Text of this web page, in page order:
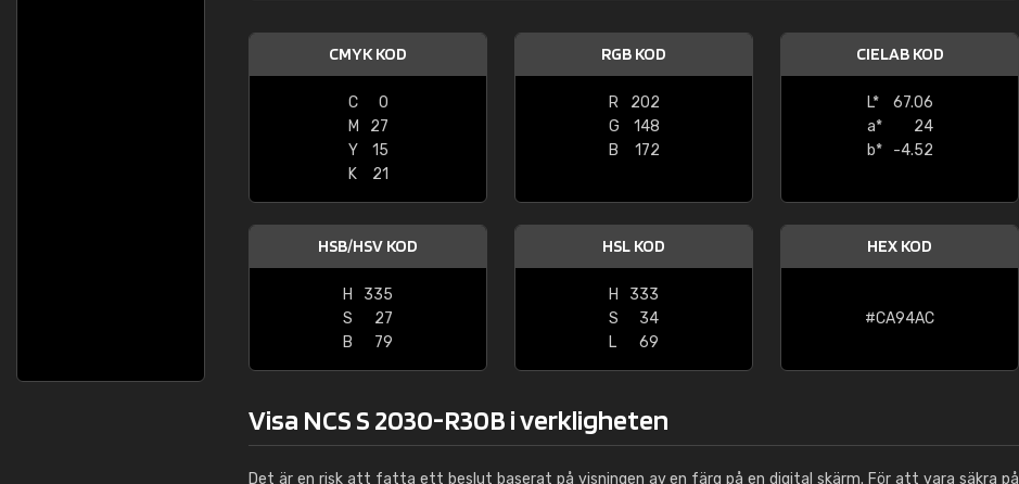
CMYK KOD
C
0
M
27
Y
15
K
21
RGB KOD
R
202
G
148
B
172
CIELAB KOD
L*
67.06
a*
24
b*
-4.52
HSB/HSV KOD
H
335
S
27
B
79
HSL KOD
H
333
S
34
L
69
HEX KOD
#CA94AC
Visa NCS S 2030-R30B i verkligheten
Det är en risk att fatta ett beslut baserat på visningen av en färg på en digital skärm. För att vara säkra på
Windows
"Great product and speedy delivery"